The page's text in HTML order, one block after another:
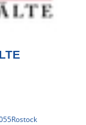
Rostock